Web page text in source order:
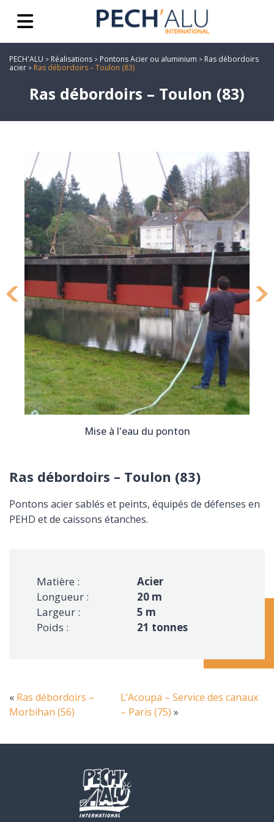
PECH'ALU > Réalisations > Pontons Acier ou aluminium > Ras débordoirs
acier > Ras débordoirs – Toulon (83)
Ras débordoirs – Toulon (83)
Mise à l'eau du ponton
Ras débordoirs – Toulon (83)
Pontons acier sablés et peints, équipés de défenses en
PEHD et de caissons étanches.
Matière :
Acier
Longueur :
20 m
Largeur :
5 m
Poids :
21 tonnes
« Ras débordoirs –
Morbihan (56)
L’Acoupa – Service des canaux
– Paris (75) »